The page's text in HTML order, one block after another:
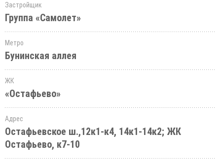
Застройщик
Группа «Самолет»
Метро
Бунинская аллея
ЖК
«Остафьево»
Адрес
Остафьевское ш.,12к1-к4, 14к1-14к2; ЖК
Остафьево, к7-10